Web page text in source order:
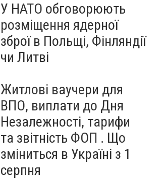
У НАТО обговорюють
розміщення ядерної
зброї в Польщі, Фінляндії
чи Литві
Житлові ваучери для
ВПО, виплати до Дня
Незалежності, тарифи
та звітність ФОП . Що
зміниться в Україні з 1
серпня